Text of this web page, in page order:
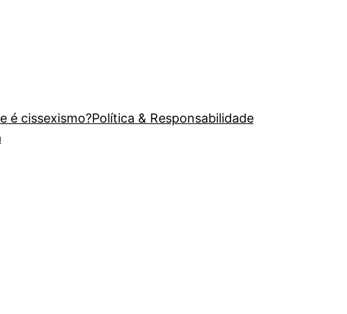
é cissexismo?Política & Responsabilidade